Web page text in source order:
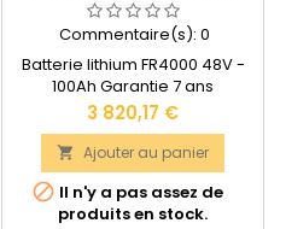
Commentaire(s): 0
Batterie lithium FR4000 48V -
100Ah Garantie 7 ans
Dimmensions (longueur x
largeur x hauteur) :
480*420*178 mm Poids: 48 kg
Documentation technique
disponible dans les "
documents joints "
Prix
3 820,17 €
 Ajouter au panier
 Il n'y a pas assez de
produits en stock.